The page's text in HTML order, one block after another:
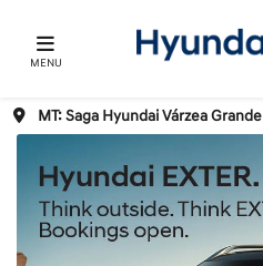
MENU
MT: Saga Hyundai Várzea Grande